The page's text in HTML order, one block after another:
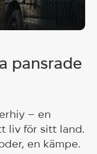
pansrade
– en
liv för sitt land.
en kämpe.